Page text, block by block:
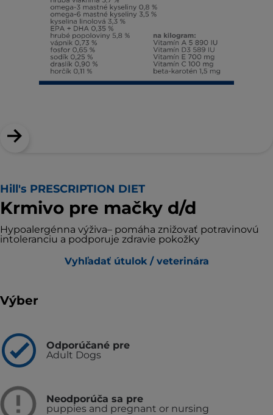
Hill's PRESCRIPTION DIET
Krmivo pre mačky d/d
Hypoalergénna výživa– pomáha znižovať potravinovú
intoleranciu a podporuje zdravie pokožky
Vyhľadať útulok / veterinára
Výber
Odporúčané pre
Adult Dogs
Neodporúča sa pre
puppies and pregnant or nursing